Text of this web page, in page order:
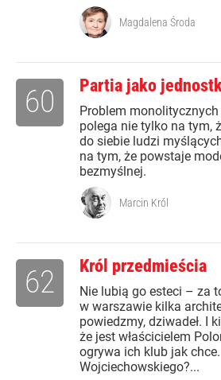
Magdalena Środa
Partia jako
Problem
polega nie tylko na tym,
do siebie ludzi
na tym, że powstaje
bezmyślnej.
60
Marcin Król
Król przedmieścia
Nie lubią go esteci – za
w warszawie kilka
powiedzmy, dziwadeł. I
że jest właścicielem
ogrywa ich klub jak
Wojciechowskiego?...
62